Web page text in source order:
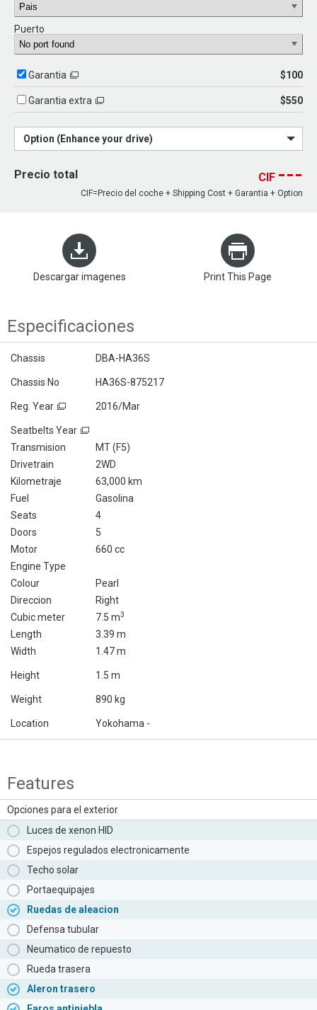
Puerto
Garantia $100
Garantia extra $550
Option (Enhance your drive)
Precio total CIF ---
CIF=Precio del coche + Shipping Cost + Garantia + Option
Descargar imagenes Print This Page
Especificaciones
Chassis DBA-HA36S
Chassis No HA36S-875217
Reg. Year 2016/Mar
Seatbelts Year
Transmision
MT (F5)
Drivetrain
2WD
Kilometraje
63,000 km
Fuel
Gasolina
Seats
4
Doors
5
Motor
660 cc
Engine Type
Colour
Pearl
Direccion
Right
Cubic meter
7.5 m3
Length
3.39 m
Width
1.47 m
Height 1.5 m
Weight 890 kg
Location Yokohama -
Features
Opciones para el exterior
Luces de xenon HID
Espejos regulados electronicamente
Techo solar
Portaequipajes
Ruedas de aleacion
Defensa tubular
Neumatico de repuesto
Rueda trasera
Aleron trasero